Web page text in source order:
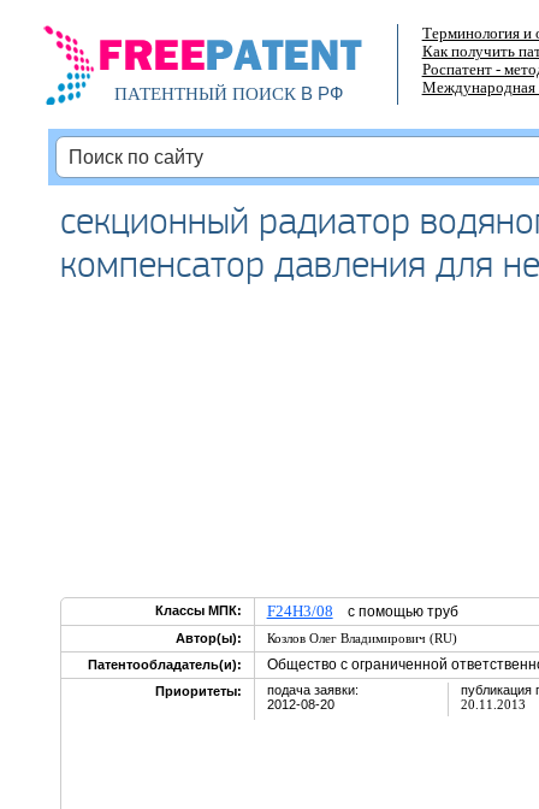
ПАТЕНТНЫЙ ПОИСКВ РФ
Терминология и
Как получить
Роспатент -
Международная
секционный радиатор
компенсатор давления для
Классы МПК: F24H3/08 с помощью труб
Автор(ы):
Козлов Олег Владимирович (RU)
Патентообладатель(и):
Общество с ограниченной
Приоритеты:
подача заявки:
2012-08-20
публикация
20.11.2013